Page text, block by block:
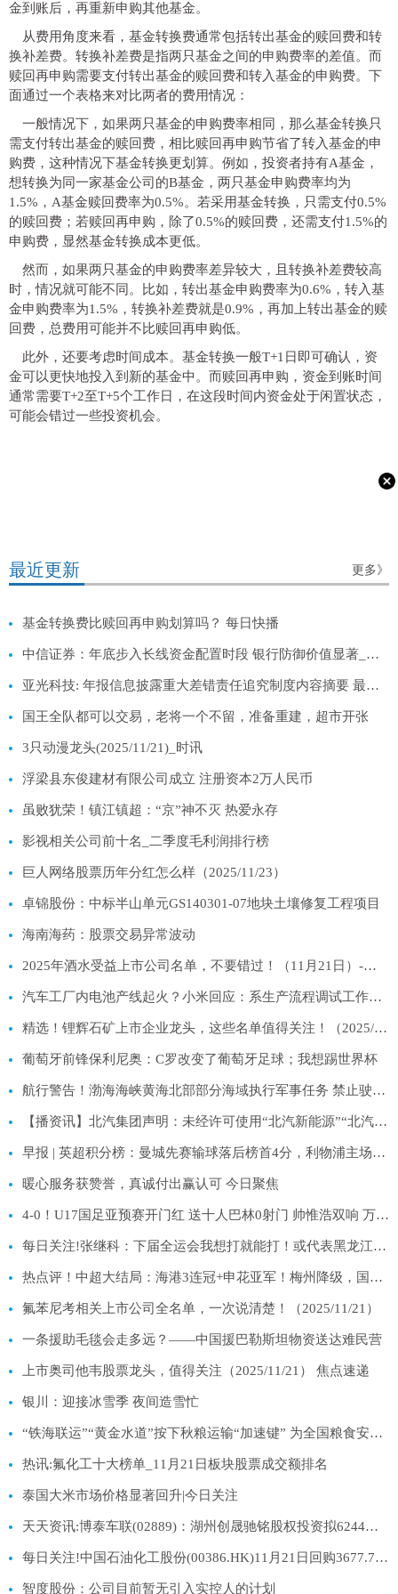
金到账后，再重新申购其他基金。
从费用角度来看，基金转换费通常包括转出基金的赎回费和转
换补差费。转换补差费是指两只基金之间的申购费率的差值。而
赎回再申购需要支付转出基金的赎回费和转入基金的申购费。下
面通过一个表格来对比两者的费用情况：
一般情况下，如果两只基金的申购费率相同，那么基金转换只
需支付转出基金的赎回费，相比赎回再申购节省了转入基金的申
购费，这种情况下基金转换更划算。例如，投资者持有A基金，
想转换为同一家基金公司的B基金，两只基金申购费率均为
1.5%，A基金赎回费率为0.5%。若采用基金转换，只需支付0.5%
的赎回费；若赎回再申购，除了0.5%的赎回费，还需支付1.5%的
申购费，显然基金转换成本更低。
然而，如果两只基金的申购费率差异较大，且转换补差费较高
时，情况就可能不同。比如，转出基金申购费率为0.6%，转入基
金申购费率为1.5%，转换补差费就是0.9%，再加上转出基金的赎
回费，总费用可能并不比赎回再申购低。
此外，还要考虑时间成本。基金转换一般T+1日即可确认，资
金可以更快地投入到新的基金中。而赎回再申购，资金到账时间
通常需要T+2至T+5个工作日，在这段时间内资金处于闲置状态，
可能会错过一些投资机会。
最近更新 更多》
基金转换费比赎回再申购划算吗？ 每日快播
中信证券：年底步入长线资金配置时段 银行防御价值显著_每日速看
亚光科技: 年报信息披露重大差错责任追究制度内容摘要 最资讯
国王全队都可以交易，老将一个不留，准备重建，超市开张
3只动漫龙头(2025/11/21)_时讯
浮梁县东俊建材有限公司成立 注册资本2万人民币
虽败犹荣！镇江镇超：“京”神不灭 热爱永存
影视相关公司前十名_二季度毛利润排行榜
巨人网络股票历年分红怎么样（2025/11/23）
卓锦股份：中标半山单元GS140301-07地块土壤修复工程项目
海南海药：股票交易异常波动
2025年酒水受益上市公司名单，不要错过！（11月21日）-热点评
汽车工厂内电池产线起火？小米回应：系生产流程调试工作偏差|每日关注
精选！锂辉石矿上市企业龙头，这些名单值得关注！（2025/11/21）
葡萄牙前锋保利尼奥：C罗改变了葡萄牙足球；我想踢世界杯
航行警告！渤海海峡黄海北部部分海域执行军事任务 禁止驶入_快看
【播资讯】北汽集团声明：未经许可使用“北汽新能源”“北汽越野车”“北汽制造”“北汽王牌”等均属严重侵权行为
早报 | 英超积分榜：曼城先赛输球落后榜首4分，利物浦主场输森林跌至第11位！|每日热闻
暖心服务获赞誉，真诚付出赢认可 今日聚焦
4-0！U17国足亚预赛开门红 送十人巴林0射门 帅惟浩双响 万项传射_焦点信息
每日关注!张继科：下届全运会我想打就能打！或代表黑龙江，弥补唯一遗憾
热点评！中超大结局：海港3连冠+申花亚军！梅州降级，国安外援28球夺金靴
氟苯尼考相关上市公司全名单，一次说清楚！（2025/11/21）
一条援助毛毯会走多远？——中国援巴勒斯坦物资送达难民营
上市奥司他韦股票龙头，值得关注（2025/11/21） 焦点速递
银川：迎接冰雪季 夜间造雪忙
“铁海联运”“黄金水道”按下秋粮运输“加速键” 为全国粮食安全筑牢坚实屏障
热讯:氟化工十大榜单_11月21日板块股票成交额排名
泰国大米市场价格显著回升|今日关注
天天资讯:博泰车联(02889)：湖州创晟驰铭股权投资拟6244万元出售阿维塔科技(重庆)0.24%股权
每日关注!中国石油化工股份(00386.HK)11月21日回购3677.77万港元 年内累计回购14.17亿港元
智度股份：公司目前暂无引入实控人的计划